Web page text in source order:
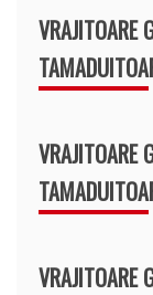
VRAJITOARE
VRAJITOARE
VRAJITOARE